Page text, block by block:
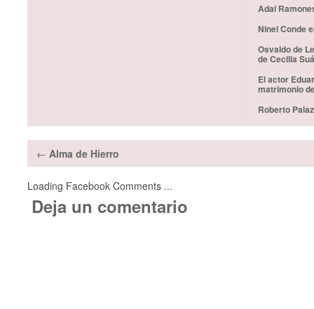
Adal
Ninel Conde
Osvaldo de
de Cecilia
El actor
matrimonio
Roberto
← Alma de Hierro
Loading Facebook Comments ...
Deja un comentario